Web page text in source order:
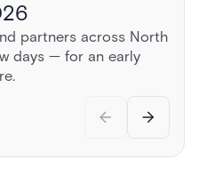
partners across North
days — for an early
CONFERENCES
behind the wheel of
airstrip, and
of security.